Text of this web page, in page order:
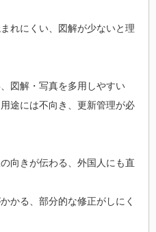
れにくい、図解が少ないと理
図解・写真を多用しやすい
途には不向き、更新管理が必
向きが伝わる、外国人にも直
かる、部分的な修正がしにく